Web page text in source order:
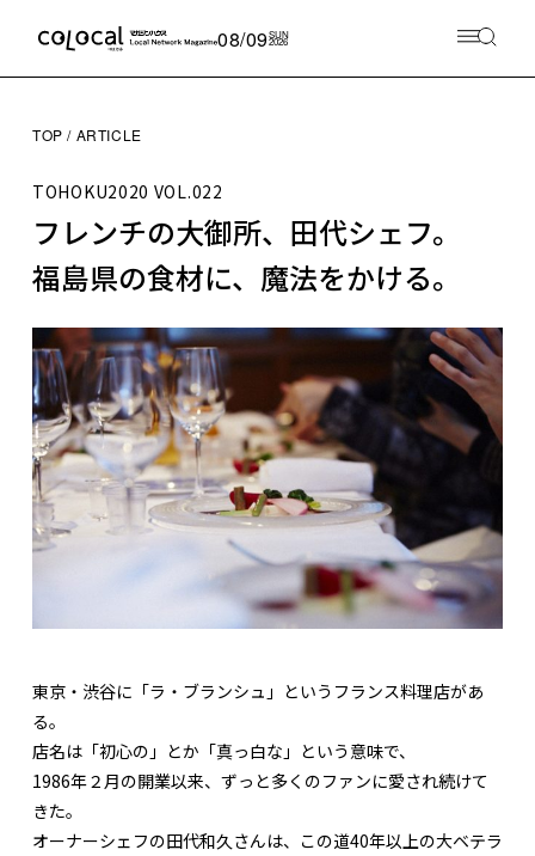
08/09SUN
2026
TOP ARTICLE
TOHOKU2020 VOL.022
フレンチの大御所、田代シェフ。
福島県の食材に、魔法をかける。
東京・渋谷に「ラ・ブランシュ」というフランス料理店があ
る。
店名は「初心の」とか「真っ白な」という意味で、
1986年２月の開業以来、ずっと多くのファンに愛され続けて
きた。
オーナーシェフの田代和久さんは、この道40年以上の大ベテラ